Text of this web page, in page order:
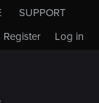
SUPPORT
Log in
Register